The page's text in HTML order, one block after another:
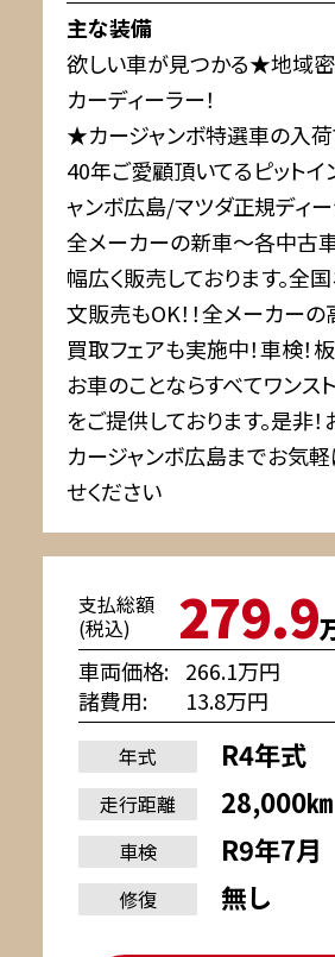
主な装備
欲しい車が見つかる★地域
カーディーラー！
★カージャンボ特選車の入荷
40年ご愛顧頂いてるピット
ャンボ広島/マツダ正規ディ
全メーカーの新車～各中古
幅広く販売しております。全
文販売もOK！！全メーカー
買取フェアも実施中！車検！
お車のことならすべてワンス
をご提供しております。是非
カージャンボ広島までお気
せください
支払総額
(税込)
279.9
車両価格
266.1万円
諸費用
13.8万円
年式 R4年式
走行距離 28,000㎞
車検 R9年7月
修復 無し